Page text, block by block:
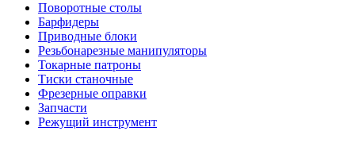
Поворотные столы
Барфидеры
Приводные блоки
Резьбонарезные манипуляторы
Токарные патроны
Тиски станочные
Фрезерные оправки
Запчасти
Режущий инструмент